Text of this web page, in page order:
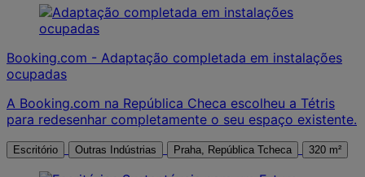
Booking.com - Adaptação completada em instalações
ocupadas
A Booking.com na República Checa escolheu a Tétris
para redesenhar completamente o seu espaço existente.
Escritório Outras Indústrias Praha, República Tcheca 320 m²